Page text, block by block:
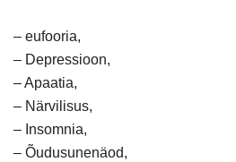
– eufooria,
– Depressioon,
– Apaatia,
– Närvilisus,
– Insomnia,
– Õudusunenäod,